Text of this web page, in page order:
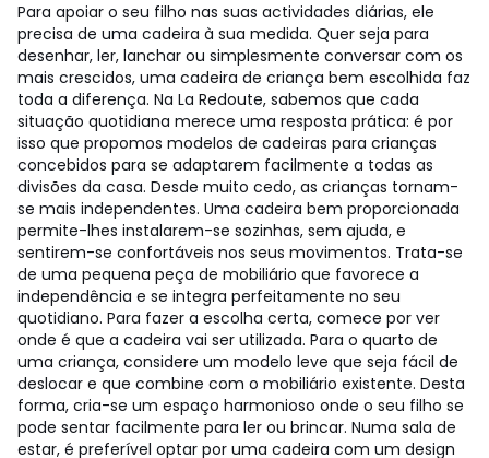
Para apoiar o seu filho nas suas actividades diárias, ele
precisa de uma cadeira à sua medida. Quer seja para
desenhar, ler, lanchar ou simplesmente conversar com os
mais crescidos, uma cadeira de criança bem escolhida faz
toda a diferença. Na La Redoute, sabemos que cada
situação quotidiana merece uma resposta prática: é por
isso que propomos modelos de cadeiras para crianças
concebidos para se adaptarem facilmente a todas as
divisões da casa. Desde muito cedo, as crianças tornam-
se mais independentes. Uma cadeira bem proporcionada
permite-lhes instalarem-se sozinhas, sem ajuda, e
sentirem-se confortáveis nos seus movimentos. Trata-se
de uma pequena peça de mobiliário que favorece a
independência e se integra perfeitamente no seu
quotidiano. Para fazer a escolha certa, comece por ver
onde é que a cadeira vai ser utilizada. Para o quarto de
uma criança, considere um modelo leve que seja fácil de
deslocar e que combine com o mobiliário existente. Desta
forma, cria-se um espaço harmonioso onde o seu filho se
pode sentar facilmente para ler ou brincar. Numa sala de
estar, é preferível optar por uma cadeira com um design